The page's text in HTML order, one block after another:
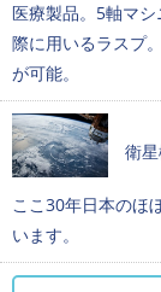
医療製品。5軸マ
際に用いるラスプ
が可能。
衛
ここ30年日本のほ
います。